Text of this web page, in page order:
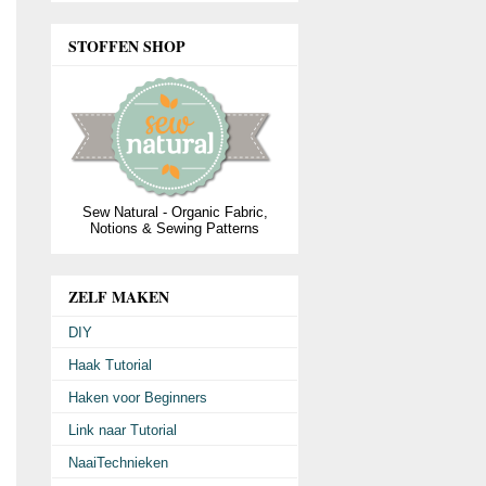
STOFFEN SHOP
Sew Natural - Organic Fabric,
Notions & Sewing Patterns
ZELF MAKEN
DIY
Haak Tutorial
Haken voor Beginners
Link naar Tutorial
NaaiTechnieken